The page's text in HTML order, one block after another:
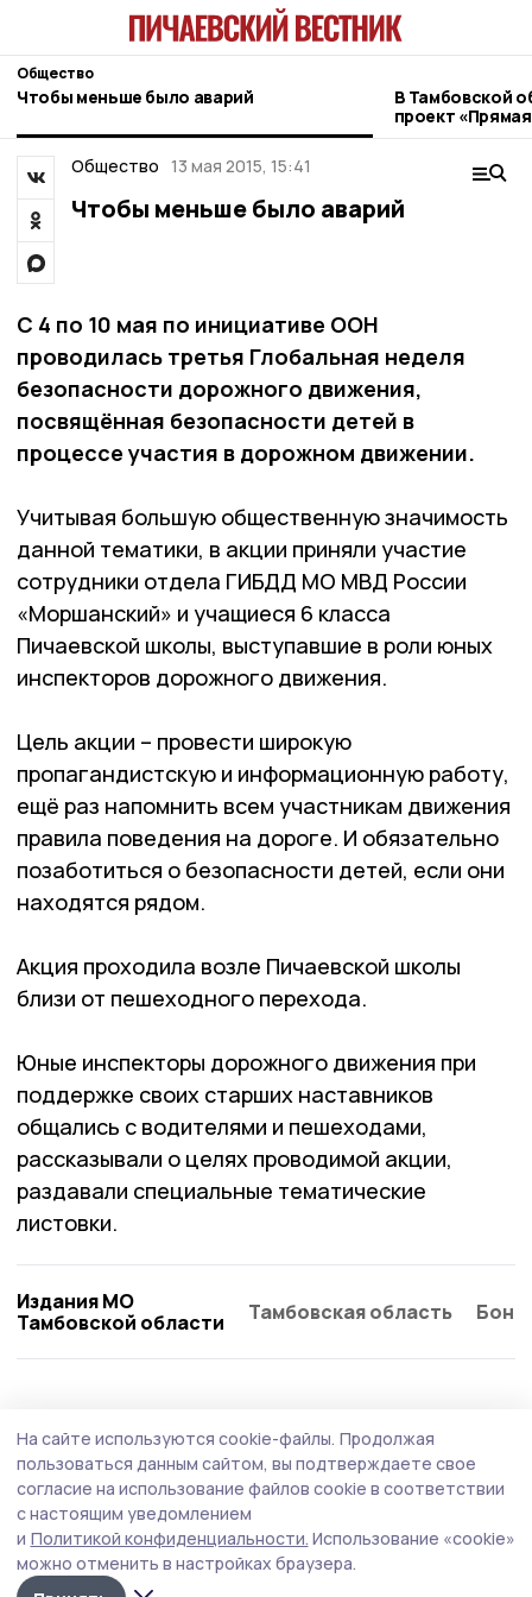
Общество
Чтобы меньше было аварий
В Тамбовской
проект
ветеранов СВО
Общество 13 мая 2015, 15:41
Чтобы меньше было аварий
С 4 по 10 мая по инициативе ООН
проводилась третья Глобальная неделя
безопасности дорожного движения,
посвящённая безопасности детей в
процессе участия в дорожном движении.
Учитывая большую общественную значимость
данной тематики, в акции приняли участие
сотрудники отдела ГИБДД МО МВД России
«Моршанский» и учащиеся 6 класса
Пичаевской школы, выступавшие в роли юных
инспекторов дорожного движения.
Цель акции – провести широкую
пропагандистскую и информационную работу,
ещё раз напомнить всем участникам движения
правила поведения на дороге. И обязательно
позаботиться о безопасности детей, если они
находятся рядом.
Акция проходила возле Пичаевской школы
близи от пешеходного перехода.
Юные инспекторы дорожного движения при
поддержке своих старших наставников
общались с водителями и пешеходами,
рассказывали о целях проводимой акции,
раздавали специальные тематические
листовки.
Издания МО
Тамбовской области
Тамбовская область
На сайте используются cookie-файлы. Продолжая
пользоваться данным сайтом, вы подтверждаете свое
согласие на использование файлов cookie в соответствии
с настоящим уведомлением
и Политикой конфиденциальности. Использование «cookie»
можно отменить в настройках браузера.